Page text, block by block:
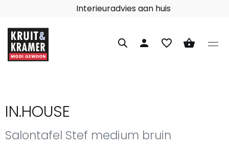
Interieuradvies aan huis
person favorite_border shopping_basket
IN.HOUSE
Salontafel Stef medium bruin